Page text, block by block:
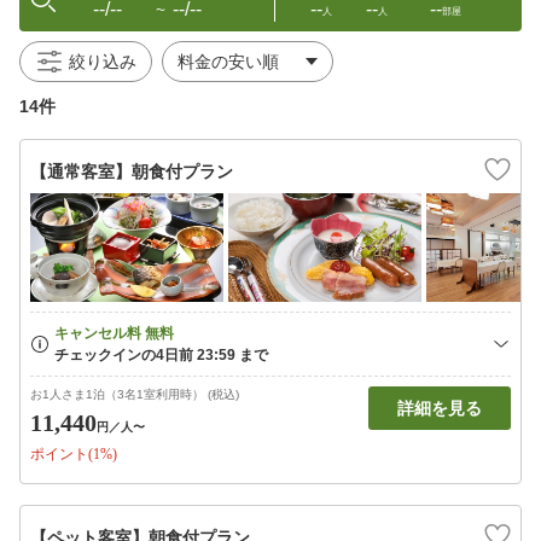
--/-- 〜 --/-- --人 --人 --部屋
絞り込み
14件
【通常客室】朝食付プラン
お1人さま1泊（3名1室利用時） (税込)
11,440円 ／人〜
ポイント(1%)
詳細を見る